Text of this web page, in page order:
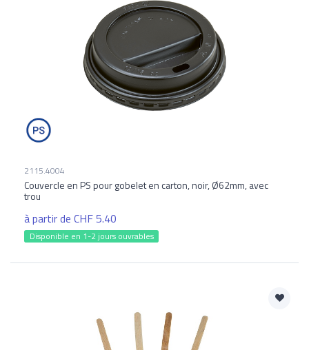
2115.4004
Couvercle en PS pour gobelet en carton, noir, Ø62mm, avec
trou
à partir de CHF 5.40
Disponible en 1-2 jours ouvrables